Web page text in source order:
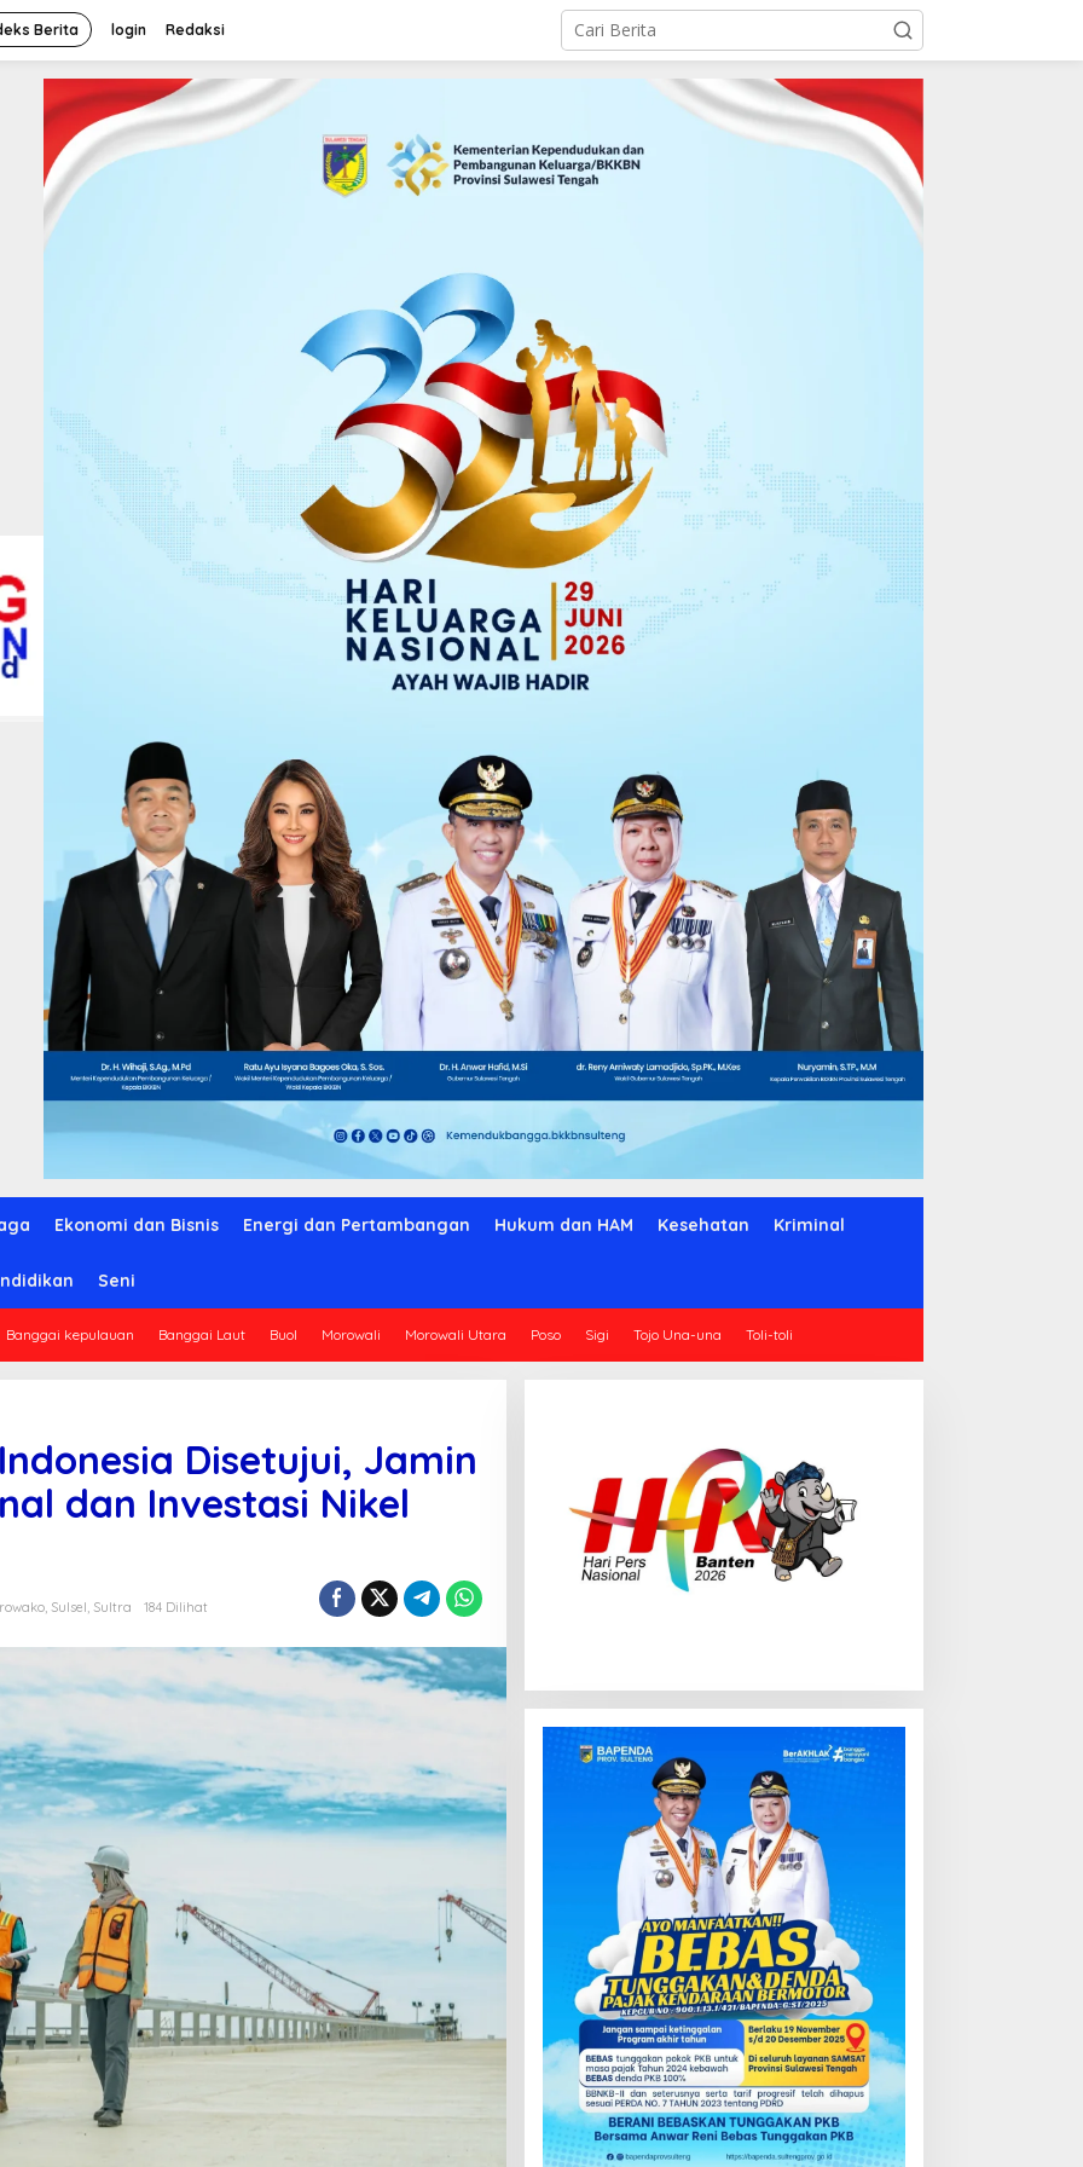
Berita login Redaksi
Ekonomi dan Bisnis Energi dan Pertambangan Hukum dan HAM Kesehatan Kriminal
Seni
Banggai kepulauan Banggai Laut Buol Morowali Morowali Utara Poso Sigi Tojo Una-una Toli-toli
Disetujui, Jamin
dan Investasi Nikel
, Sulsel, Sultra 184 Dilihat